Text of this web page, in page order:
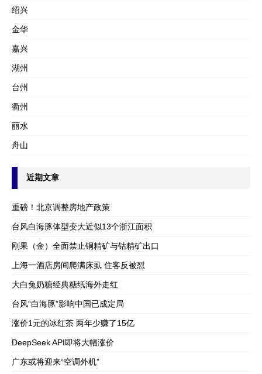
绍兴
金华
嘉兴
湖州
台州
衢州
丽水
舟山
近期文章
重磅！北京调整房地产政策
台风白海豚体型变大近似13个浙江面积
刚果（金）全面禁止铜精矿与钴精矿出口
上海一酒店房间爬满床虱 住客反被怼
大白兔奶糖经典糖纸海外走红
台风“白海豚”影响中国已成定局
涨价1元的冰红茶 两年少赚了15亿
DeepSeek API即将大幅涨价
广东或将迎来“空调外机”